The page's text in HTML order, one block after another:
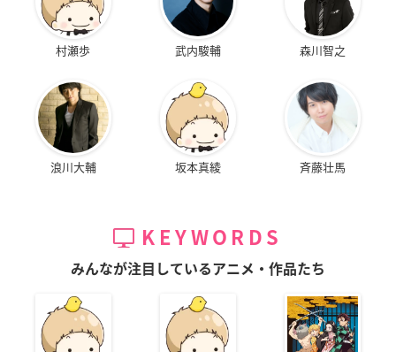
村瀬歩 武内駿輔 森川智之
浪川大輔 坂本真綾 斉藤壮馬
KEYWORDS
みんなが注目しているアニメ・作品たち